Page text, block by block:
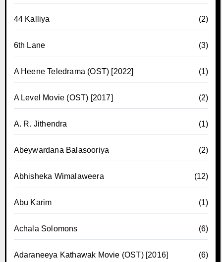
44 Kalliya (2)
6th Lane (3)
A Heene Teledrama (OST) [2022] (1)
A Level Movie (OST) [2017] (2)
A. R. Jithendra (1)
Abeywardana Balasooriya (2)
Abhisheka Wimalaweera (12)
Abu Karim (1)
Achala Solomons (6)
Adaraneeya Kathawak Movie (OST) [2016] (6)